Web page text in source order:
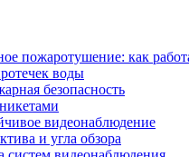
пожаротушение: как
воды
безопасность
видеонаблюдение
и угла обзора